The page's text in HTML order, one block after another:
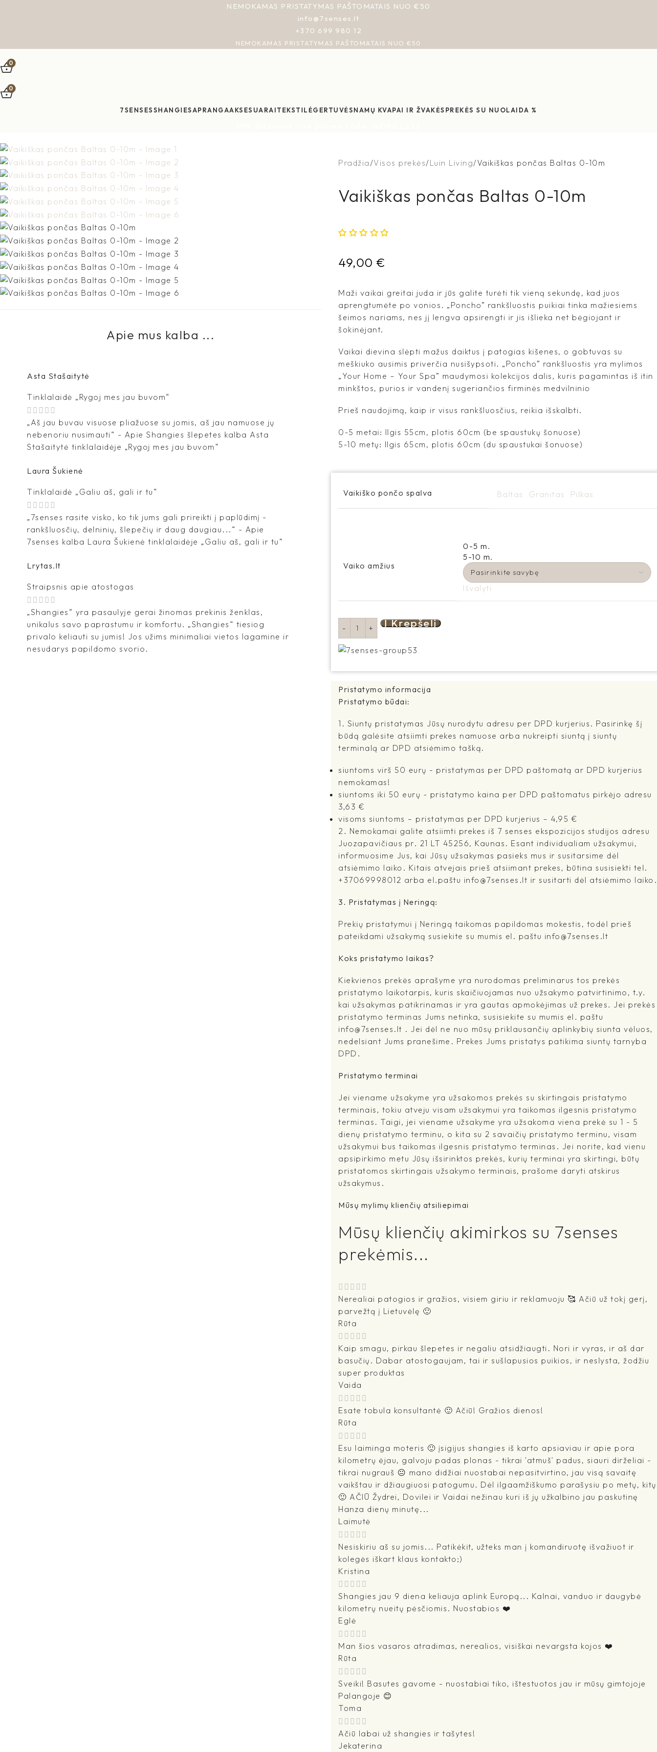
NEMOKAMAS PRISTATYMAS PAŠTOMATAIS NUO €50
info@7senses.lt
+370 699 980 12
NEMOKAMAS PRISTATYMAS PAŠTOMATAIS NUO €50
0
0
7SENSESSHANGIESAPRANGAAKSESUARAITEKSTILĖGERTUVĖSNAMŲ KVAPAI IR ŽVAKĖS PREKĖS SU NUOLAIDA %
Apie mus kalba ...
Asta Stašaitytė
Tinklalaidė „Rygoj mes jau buvom“
„Aš jau buvau visuose pliažuose su jomis, aš jau namuose jų
nebenoriu nusimauti“ - Apie Shangies šlepetes kalba Asta
Stašaitytė tinklalaidėje „Rygoj mes jau buvom“
Laura Šukienė
Tinklalaidė „Galiu aš, gali ir tu“
„7senses rasite visko, ko tik jums gali prireikti į paplūdimį -
rankšluosčių, delninių, šlepečių ir daug daugiau...“ - Apie
7senses kalba Laura Šukienė tinklalaidėje „Galiu aš, gali ir tu“
Lrytas.lt
Straipsnis apie atostogas
„Shangies“ yra pasaulyje gerai žinomas prekinis ženklas,
unikalus savo paprastumu ir komfortu. „Shangies“ tiesiog
privalo keliauti su jumis! Jos užims minimaliai vietos lagamine ir
nesudarys papildomo svorio.
Pradžia Visos prekės Luin Living Vaikiškas pončas Baltas 0-10m
Vaikiškas pončas Baltas 0-10m
49,00 €
Maži vaikai greitai juda ir jūs galite turėti tik vieną sekundę, kad juos
aprengtumėte po vonios. „Poncho” rankšluostis puikiai tinka mažiesiems
šeimos nariams, nes jį lengva apsirengti ir jis išlieka net bėgiojant ir
šokinėjant.
Vaikai dievina slėpti mažus daiktus į patogias kišenes, o gobtuvas su
meškiuko ausimis priverčia nusišypsoti. „Poncho” rankšluostis yra mylimos
„Your Home – Your Spa” maudymosi kolekcijos dalis, kuris pagamintas iš itin
minkštos, purios ir vandenį sugeriančios firminės medvilninio
Prieš naudojimą, kaip ir visus rankšluosčius, reikia išskalbti.
0-5 metai: Ilgis 55cm, plotis 60cm (be spaustukų šonuose)
5-10 metų: Ilgis 65cm, plotis 60cm (du spaustukai šonuose)
Vaikiško pončo spalva Baltas Granitas Pilkas
Vaiko amžius
0-5 m.
5-10 m.
Išvalyti
Į Krepšelį
Pristatymo informacija
Pristatymo būdai:
1. Siuntų pristatymas Jūsų nurodytu adresu per DPD kurjerius. Pasirinkę šį
būdą galėsite atsiimti prekes namuose arba nukreipti siuntą į siuntų
terminalą ar DPD atsiėmimo tašką.
siuntoms virš 50 eurų - pristatymas per DPD paštomatą ar DPD kurjerius
nemokamas!
siuntoms iki 50 eurų - pristatymo kaina per DPD paštomatus pirkėjo adresu
3,63 €
visoms siuntoms – pristatymas per DPD kurjerius – 4,95 €
2. Nemokamai galite atsiimti prekes iš 7 senses ekspozicijos studijos adresu
Juozapavičiaus pr. 21 LT 45256, Kaunas. Esant individualiam užsakymui,
informuosime Jus, kai Jūsų užsakymas pasieks mus ir susitarsime dėl
atsiėmimo laiko. Kitais atvejais prieš atsiimant prekes, būtina susisiekti tel.
+37069998012 arba el.paštu info@7senses.lt ir susitarti dėl atsiėmimo laiko.
3. Pristatymas į Neringą:
Prekių pristatymui į Neringą taikomas papildomas mokestis, todėl prieš
pateikdami užsakymą susiekite su mumis el. paštu info@7senses.lt
Koks pristatymo laikas?
Kiekvienos prekės aprašyme yra nurodomas preliminarus tos prekės
pristatymo laikotarpis, kuris skaičiuojamas nuo užsakymo patvirtinimo, t.y.
kai užsakymas patikrinamas ir yra gautas apmokėjimas už prekes. Jei prekės
pristatymo terminas Jums netinka, susisiekite su mumis el. paštu
info@7senses.lt . Jei dėl ne nuo mūsų priklausančių aplinkybių siunta vėluos,
nedelsiant Jums pranešime. Prekes Jums pristatys patikima siuntų tarnyba
DPD.
Pristatymo terminai
Jei viename užsakyme yra užsakomos prekės su skirtingais pristatymo
terminais, tokiu atveju visam užsakymui yra taikomas ilgesnis pristatymo
terminas. Taigi, jei viename užsakyme yra užsakoma viena prekė su 1 - 5
dienų pristatymo terminu, o kita su 2 savaičių pristatymo terminu, visam
užsakymui bus taikomas ilgesnis pristatymo terminas. Jei norite, kad vienu
apsipirkimo metu Jūsų išsirinktos prekės, kurių terminai yra skirtingi, būtų
pristatomos skirtingais užsakymo terminais, prašome daryti atskirus
užsakymus.
Mūsų mylimų klienčių atsiliepimai
Mūsų klienčių akimirkos su 7senses
prekėmis...
Nerealiai patogios ir gražios, visiem giriu ir reklamuoju 🥰 Ačiū už tokį gerį,
parvežtą į Lietuvėlę 🙂
Rūta
Kaip smagu, pirkau šlepetes ir negaliu atsidžiaugti. Nori ir vyras, ir aš dar
basučių. Dabar atostogaujam, tai ir sušlapusios puikios, ir neslysta, žodžiu
super produktas
Vaida
Esate tobula konsultantė 🙂 Ačiū! Gražios dienos!
Rūta
Esu laiminga moteris 🙂 įsigijus shangies iš karto apsiaviau ir apie pora
kilometrų ėjau, galvoju padas plonas - tikrai 'atmuš' padus, siauri dirželiai -
tikrai nugrauš 😐 mano didžiai nuostabai nepasitvirtino, jau visą savaitę
vaikštau ir džiaugiuosi patogumu. Dėl ilgaamžiškumo parašysiu po metų, kitų
🙂 AČIŪ Žydrei, Dovilei ir Vaidai nežinau kuri iš jų užkalbino jau paskutinę
Hanza dienų minutę...
Laimutė
Nesiskiriu aš su jomis... Patikėkit, užteks man į komandiruotę išvažiuot ir
kolegės iškart klaus kontakto;)
Kristina
Shangies jau 9 diena keliauja aplink Europą... Kalnai, vanduo ir daugybė
kilometrų nueitų pėsčiomis. Nuostabios ❤️
Eglė
Man šios vasaros atradimas, nerealios, visiškai nevargsta kojos ❤️
Rūta
Sveiki! Basutes gavome - nuostabiai tiko, ištestuotos jau ir mūsų gimtojoje
Palangoje 😊
Toma
Ačiū labai už shangies ir tašytes!
Jekaterina